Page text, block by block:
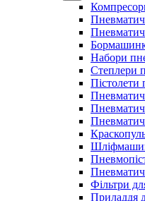
Набори
Степлери
Пістолети
Фільтри
Приладдя